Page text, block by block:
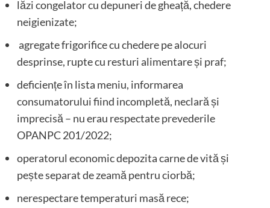
lăzi congelator cu depuneri de gheață, chedere
neigienizate;
agregate frigorifice cu chedere pe alocuri
desprinse, rupte cu resturi alimentare și praf;
⁠deficiențe în lista meniu, informarea
consumatorului fiind incompletă, neclară și
imprecisă – nu erau respectate prevederile
OPANPC 201/2022;
operatorul economic depozita carne de vită și
pește separat de zeamă pentru ciorbă;
nerespectare temperaturi masă rece;